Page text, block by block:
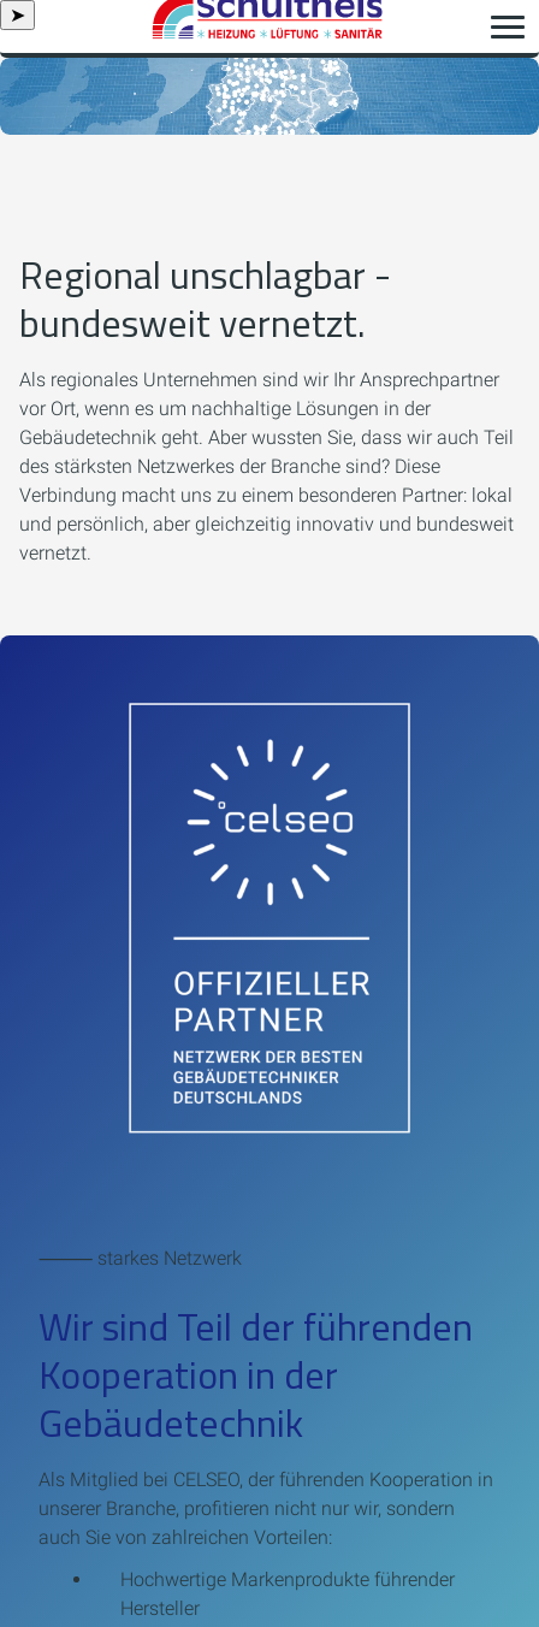
➤
Regional unschlagbar -
bundesweit vernetzt.
Als regionales Unternehmen sind wir Ihr Ansprechpartner
vor Ort, wenn es um nachhaltige Lösungen in der
Gebäudetechnik geht. Aber wussten Sie, dass wir auch Teil
des stärksten Netzwerkes der Branche sind? Diese
Verbindung macht uns zu einem besonderen Partner: lokal
und persönlich, aber gleichzeitig innovativ und bundesweit
vernetzt.
⸻ starkes Netzwerk
Wir sind Teil der führenden
Kooperation in der
Gebäudetechnik
Als Mitglied bei CELSEO, der führenden Kooperation in
unserer Branche, profitieren nicht nur wir, sondern
auch Sie von zahlreichen Vorteilen:
Hochwertige Markenprodukte führender
Hersteller